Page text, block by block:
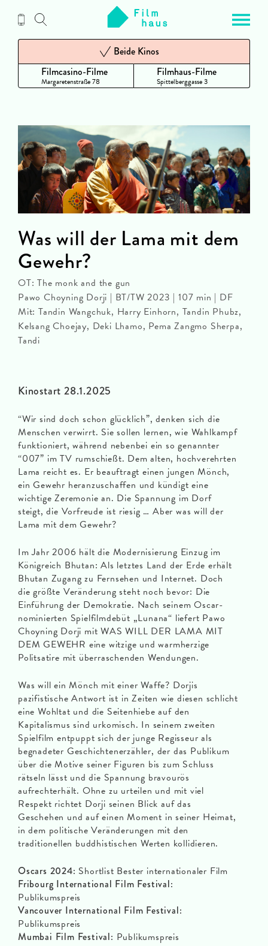
Inhalt
Filmcasino-Filme
Margaretenstraße 78
Beide Kinos
Filmhaus-Filme
Spittelberggasse 3
Kinostart 28.1.2025
“Wir sind doch schon glücklich”, denken sich die
Menschen verwirrt. Sie sollen lernen, wie Wahlkampf
funktioniert, während nebenbei ein so genannter
“007” im TV rumschießt. Dem alten, hochverehrten
Lama reicht es. Er beauftragt einen jungen Mönch,
ein Gewehr heranzuschaffen und kündigt eine
wichtige Zeremonie an. Die Spannung im Dorf
steigt, die Vorfreude ist riesig … Aber was will der
Lama mit dem Gewehr?
Im Jahr 2006 hält die Modernisierung Einzug im
Königreich Bhutan: Als letztes Land der Erde erhält
Bhutan Zugang zu Fernsehen und Internet. Doch
die größte Veränderung steht noch bevor: Die
Einführung der Demokratie. Nach seinem Oscar-
nominierten Spielfilmdebüt „Lunana“ liefert Pawo
Choyning Dorji mit WAS WILL DER LAMA MIT
DEM GEWEHR eine witzige und warmherzige
Politsatire mit überraschenden Wendungen.
Was will ein Mönch mit einer Waffe? Dorjis
pazifistische Antwort ist in Zeiten wie diesen schlicht
eine Wohltat und die Seitenhiebe auf den
Kapitalismus sind urkomisch. In seinem zweiten
Spielfilm entpuppt sich der junge Regisseur als
begnadeter Geschichtenerzähler, der das Publikum
über die Motive seiner Figuren bis zum Schluss
rätseln lässt und die Spannung bravourös
aufrechterhält. Ohne zu urteilen und mit viel
Respekt richtet Dorji seinen Blick auf das
Geschehen und auf einen Moment in seiner Heimat,
in dem politische Veränderungen mit den
traditionellen buddhistischen Werten kollidieren.
Oscars 2024: Shortlist Bester internationaler Film
Fribourg International Film Festival:
Publikumspreis
Vancouver International Film Festival:
Publikumspreis
Mumbai Film Festival: Publikumspreis
Was will der Lama mit dem
Gewehr?
OT: The monk and the gun
Pawo Choyning Dorji | BT/TW 2023 | 107 min | DF
Mit: Tandin Wangchuk, Harry Einhorn, Tandin Phubz,
Kelsang Choejay, Deki Lhamo, Pema Zangmo Sherpa,
Tandi